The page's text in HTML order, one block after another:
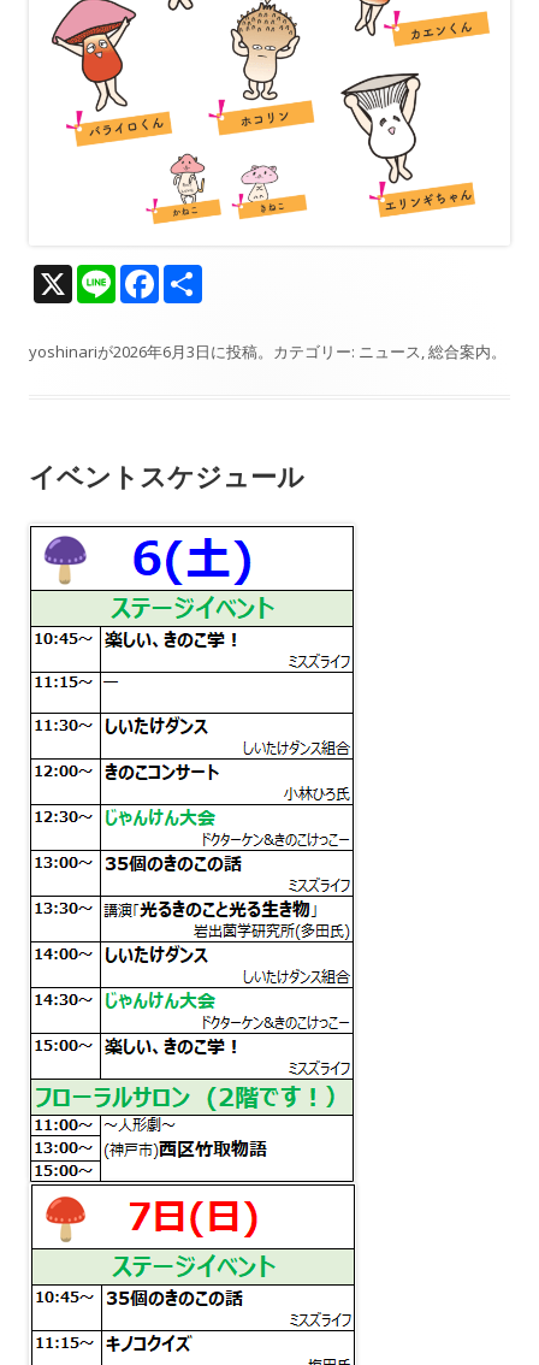
X Li
e
F
e
o
k
yoshinariが2026年6月3日に投稿。カテゴリー: ニュース,総合案内。
イベントスケジュール